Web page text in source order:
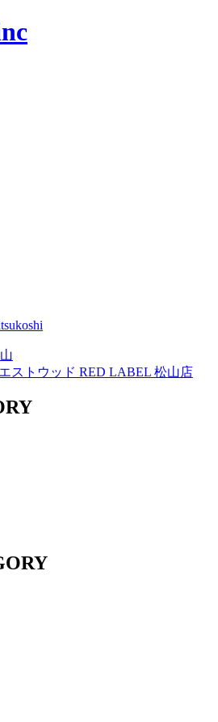
ストウッド RED LABEL 松山店